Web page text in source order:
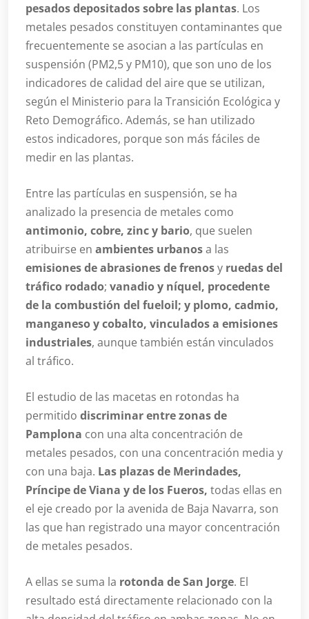
pesados depositados sobre las plantas. Los
metales pesados constituyen contaminantes que
frecuentemente se asocian a las partículas en
suspensión (PM2,5 y PM10), que son uno de los
indicadores de calidad del aire que se utilizan,
según el Ministerio para la Transición Ecológica y
Reto Demográfico. Además, se han utilizado
estos indicadores, porque son más fáciles de
medir en las plantas.
Entre las partículas en suspensión, se ha
analizado la presencia de metales como
antimonio, cobre, zinc y bario, que suelen
atribuirse en ambientes urbanosa las
emisiones de abrasiones de frenosy ruedas del
tráfico rodado; vanadio y níquel, procedente
de la combustión del fueloil; y plomo, cadmio,
manganeso y cobalto, vinculados a emisiones
industriales, aunque también están vinculados
al tráfico.
El estudio de las macetas en rotondas ha
permitido discriminar entre zonas de
Pamplona con una alta concentración de
metales pesados, con una concentración media y
con una baja. Las plazas de Merindades,
Príncipe de Viana y de los Fueros, todas ellas en
el eje creado por la avenida de Baja Navarra, son
las que han registrado una mayor concentración
de metales pesados.
A ellas se suma la rotonda de San Jorge. El
resultado está directamente relacionado con la